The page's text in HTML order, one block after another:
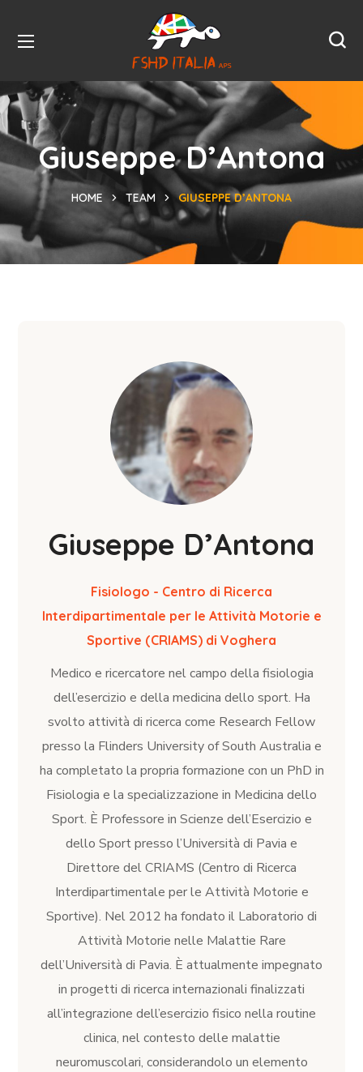
Giuseppe D’Antona
HOME TEAM GIUSEPPE D’ANTONA
Giuseppe D’Antona
Fisiologo - Centro di Ricerca
Interdipartimentale per le Attività Motorie e
Sportive (CRIAMS) di Voghera
Medico e ricercatore nel campo della fisiologia
dell’esercizio e della medicina dello sport. Ha
svolto attività di ricerca come Research Fellow
presso la Flinders University of South Australia e
ha completato la propria formazione con un PhD in
Fisiologia e la specializzazione in Medicina dello
Sport. È Professore in Scienze dell’Esercizio e
dello Sport presso l’Università di Pavia e
Direttore del CRIAMS (Centro di Ricerca
Interdipartimentale per le Attività Motorie e
Sportive). Nel 2012 ha fondato il Laboratorio di
Attività Motorie nelle Malattie Rare
dell’Università di Pavia. È attualmente impegnato
in progetti di ricerca internazionali finalizzati
all’integrazione dell’esercizio fisico nella routine
clinica, nel contesto delle malattie
neuromuscolari, considerandolo un elemento